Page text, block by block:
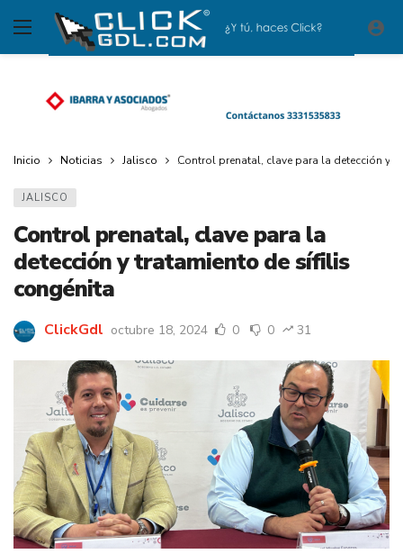
Inicio Noticias Jalisco Control prenatal, clave para la detección y
JALISCO
Control prenatal, clave para la
detección y tratamiento de sífilis
congénita
ClickGdl octubre 18, 2024 0 0 31